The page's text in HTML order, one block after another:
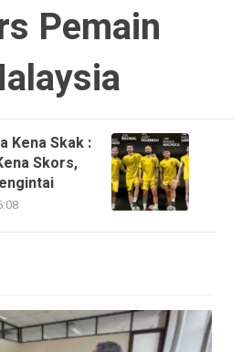
Pemain
Kena Skak :
Skors,